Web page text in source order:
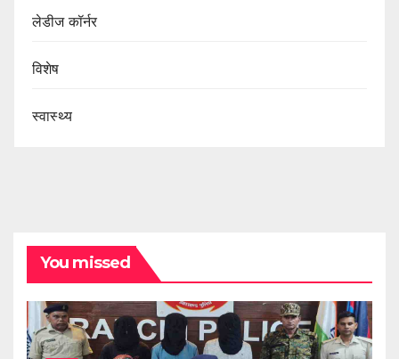
लेडीज कॉर्नर
विशेष
स्वास्थ्य
You missed